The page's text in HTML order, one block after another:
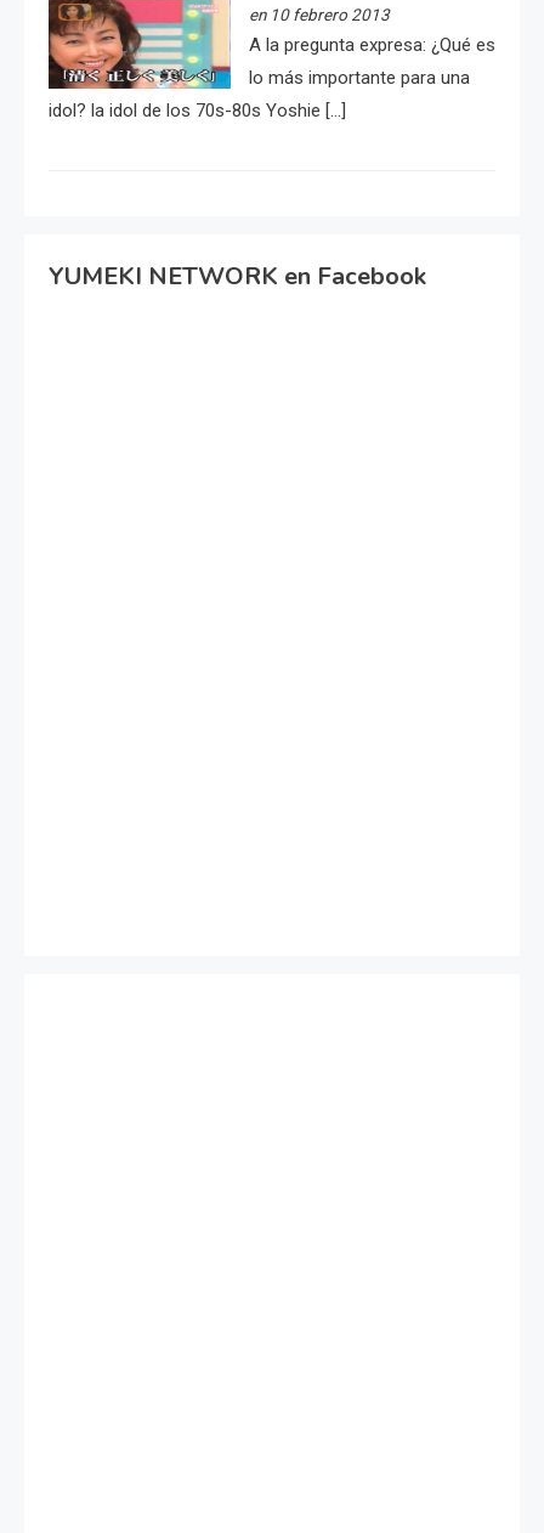
en 10 febrero 2013
A la pregunta expresa: ¿Qué es
lo más importante para una
idol? la idol de los 70s-80s Yoshie […]
YUMEKI NETWORK en Facebook